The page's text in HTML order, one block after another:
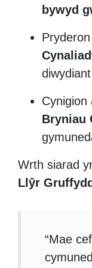
bywyd
Pryderon
diwydiant
Cynigion
Bryniau
Wrth siarad
Llŷr Gruffydd
“Mae